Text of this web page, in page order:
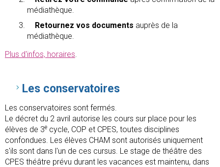
médiathèque.
Retournez vos documents auprès de la
médiathèque.
Plus d'infos, horaires.
Les conservatoires
Les conservatoires sont fermés.
Le décret du 2 avril autorise les cours sur place pour les
élèves de 3e cycle, COP et CPES, toutes disciplines
confondues. Les élèves CHAM sont autorisés uniquement
s'ils sont dans l'un de ces cursus. Le stage de théâtre des
CPES théâtre prévu durant les vacances est maintenu, dans